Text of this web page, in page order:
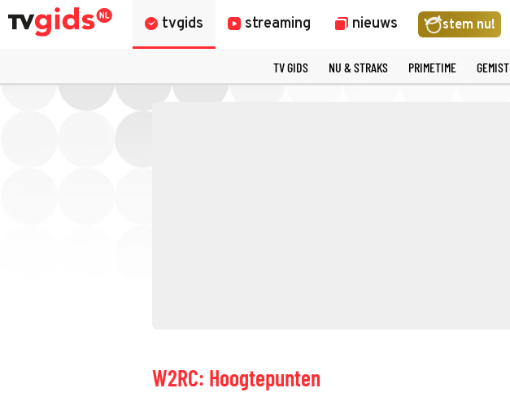
tvgids streaming nieuws stem nu!
TV GIDS NU & STRAKS PRIMETIME GEMIST
W2RC: Hoogtepunten